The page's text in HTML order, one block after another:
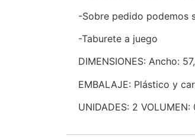
-Sobre pedido podemos
-Taburete a juego
DIMENSIONES: Ancho:
EMBALAJE: Plástico y
UNIDADES: 2 VOLUMEN: